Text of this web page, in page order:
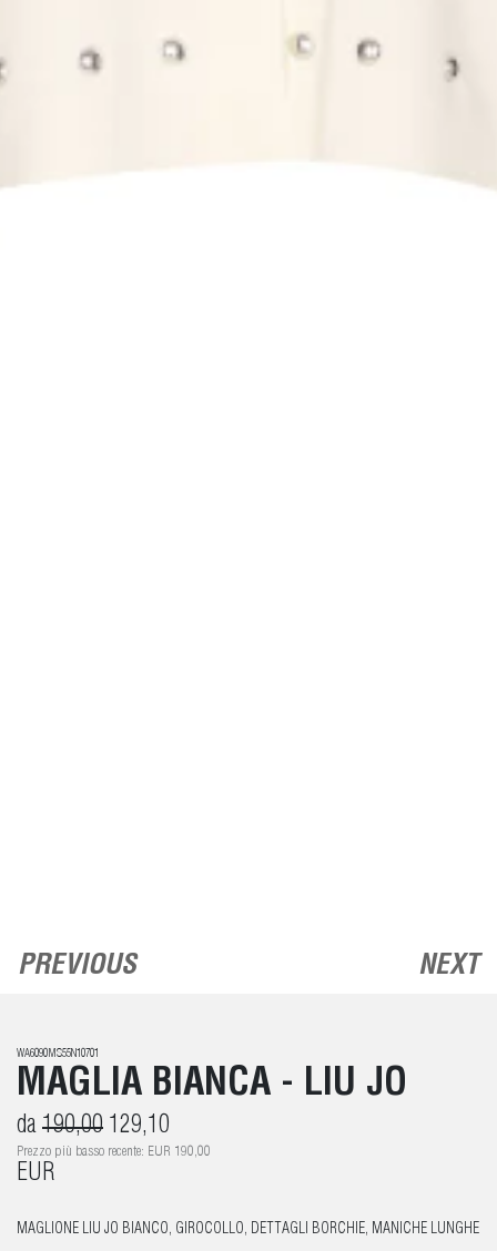
PREVIOUS NEXT
WA6090MS55N10701
MAGLIA BIANCA - LIU JO
da 190,00 129,10
Prezzo più basso recente: EUR 190,00
EUR
MAGLIONE LIU JO BIANCO, GIROCOLLO, DETTAGLI BORCHIE, MANICHE LUNGHE